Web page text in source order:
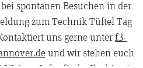
spontanen Besuchen in der
zum Technik Tüftel Tag
uns gerne unter f3-
und wir stehen euch